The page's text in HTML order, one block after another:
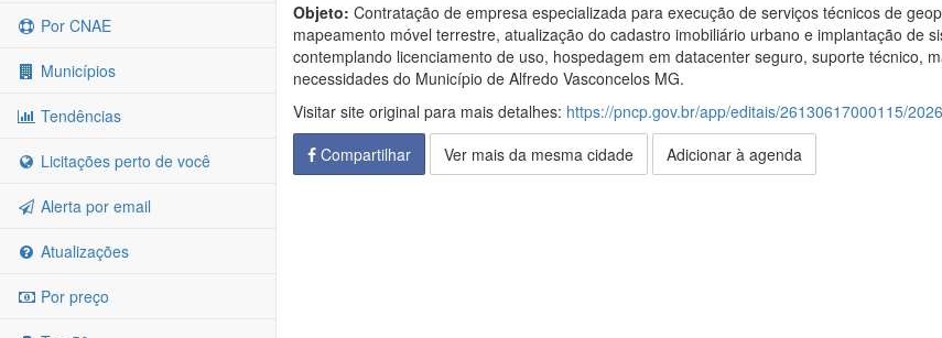
Por CNAE
Municípios
Tendências
Licitações perto de você
Alerta por email
Atualizações
Por preço
Objeto: Contratação de empresa especializada para execução de serviços técnicos de
mapeamento móvel terrestre, atualização do cadastro imobiliário urbano e implantação de
contemplando licenciamento de uso, hospedagem em datacenter seguro, suporte técnico,
necessidades do Município de Alfredo Vasconcelos MG.
Visitar site original para mais detalhes: https://pncp.gov.br/app/editais/26130617000115/
Compartilhar
Ver mais da mesma cidade Adicionar à agenda